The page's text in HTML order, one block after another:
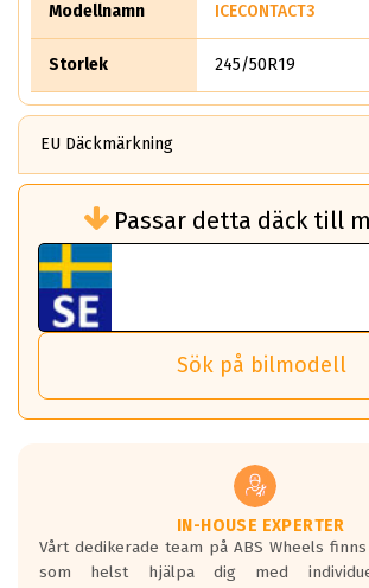
Modellnamn ICECONTACT3
Storlek 245/50R19
EU Däckmärkning
bränsleförbrukningen)
Det ska vara en betygsskala från klass A
till G för rullmotstånd.
Ett klass A däck kommer ha 6,5% bättre
bränsleförbrukning än ett klass G däck.
Det betyder att om man kör 10,000 km,
så sparar man 50 liter bränsle med ett
vilken körstil du använder.
Våtgrepp egenskaper:
Betygsskalan är satt A till F. Där A påvisar
den kortaste bromssträckan och F är den
Passar detta däck till
Sök på bilmodell
IN-HOUSE EXPERTER
Vårt dedikerade team på ABS Wheels
som helst hjälpa dig med